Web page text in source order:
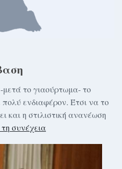
το γιαούρτωμα- το
πολύ ενδιαφέρον. Έτσι να το
και η στιλιστική ανανέωση
συνέχεια